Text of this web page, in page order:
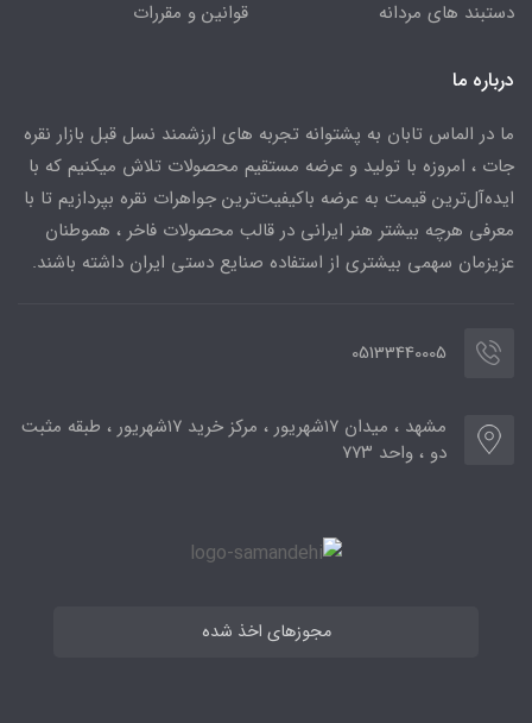
دستبند های مردانه
قوانین و مقررات
درباره ما
ما در الماس تابان به پشتوانه تجربه های ارزشمند نسل قبل بازار نقره
جات ، امروزه با تولید و عرضه مستقیم محصولات تلاش میکنیم که با
ایده‌آل‌ترین قیمت به عرضه باکیفیت‌ترین جواهرات نقره بپردازیم تا با
معرفی هرچه بیشتر هنر ایرانی در قالب محصولات فاخر ، هموطنان
عزیزمان سهمی بیشتری از استفاده صنایع دستی ایران داشته باشند.
05133440005
مشهد ، میدان ۱۷شهریور ، مرکز خرید ۱۷شهریور ، طبقه مثبت
دو ، واحد ۷۷۳
مجوزهای اخذ شده